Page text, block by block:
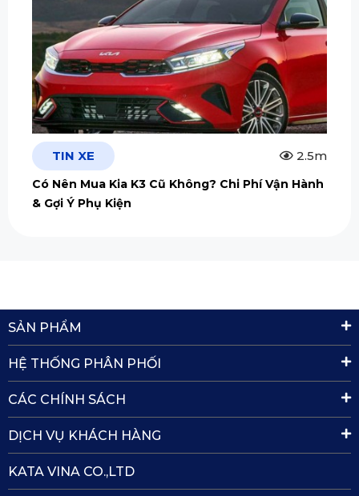
TIN XE 2.5m
Có Nên Mua Kia K3 Cũ Không? Chi Phí Vận Hành
& Gợi Ý Phụ Kiện
SẢN PHẨM
HỆ THỐNG PHÂN PHỐI
CÁC CHÍNH SÁCH
DỊCH VỤ KHÁCH HÀNG
KATA VINA CO.,LTD